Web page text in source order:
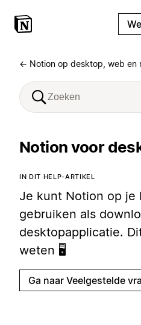
← Notion op desktop, web en
Notion voor
IN DIT HELP-ARTIKEL
Je kunt Notion op je
gebruiken als
desktopapplicatie.
weten 🖥️
Ga naar Veelgestelde